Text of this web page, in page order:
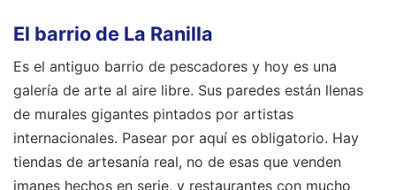
El barrio de La Ranilla
Es el antiguo barrio de pescadores y hoy es una
galería de arte al aire libre. Sus paredes están llenas
de murales gigantes pintados por artistas
internacionales. Pasear por aquí es obligatorio. Hay
tiendas de artesanía real, no de esas que venden
imanes hechos en serie, y restaurantes con mucho